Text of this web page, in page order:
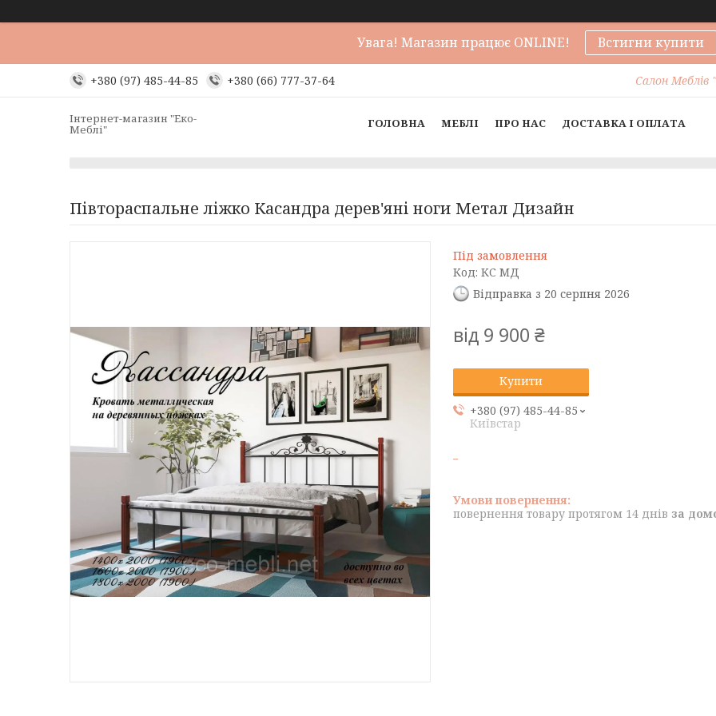
Увага! Магазин працює ONLINE! Встигни купити
+380 (97) 485-44-85 +380 (66) 777-37-64 Салон Меблів
Інтернет-магазин "Еко-
Меблі" ГОЛОВНА МЕБЛІ ПРО НАС ДОСТАВКА І ОПЛАТА
Півтораспальне ліжко Касандра дерев'яні ноги Метал Дизайн
Під замовлення
Код: КС МД
Відправка з 20 серпня 2026
від 9 900 ₴
Купити
+380 (97) 485-44-85
Київстар
повернення товару протягом 14 днів за